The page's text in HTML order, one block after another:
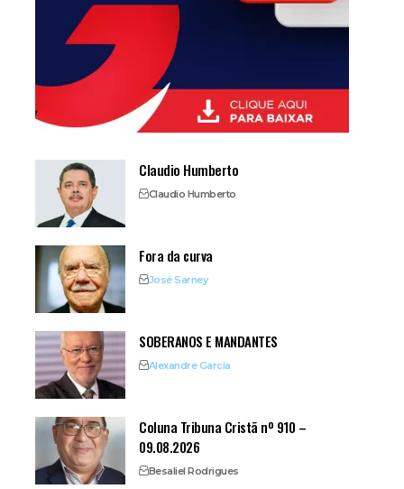
Claudio Humberto
Claudio Humberto
Fora da curva
José Sarney
SOBERANOS E MANDANTES
Alexandre Garcia
Coluna Tribuna Cristã nº 910 –
09.08.2026
Besaliel Rodrigues